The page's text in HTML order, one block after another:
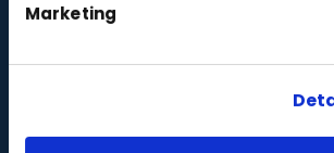
MarketingDoe de korte veiligheidsquiz en
Doe de quiz →